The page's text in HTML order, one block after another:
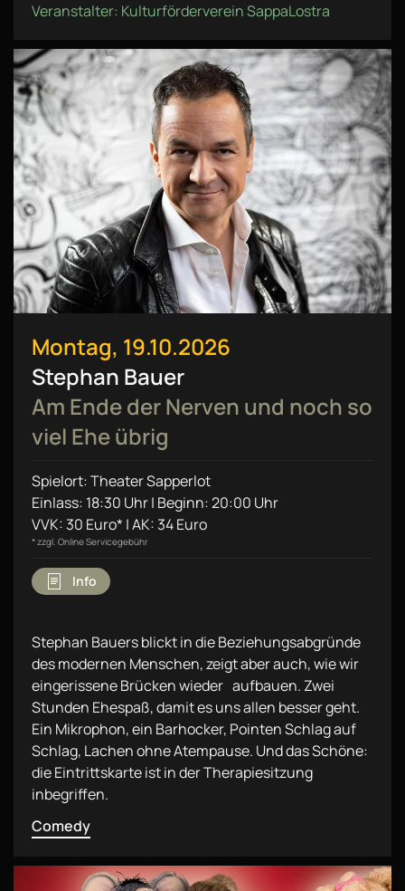
Veranstalter: Kulturförderverein SappaLostra
Montag, 19.10.2026
Stephan Bauer
Am Ende der Nerven und noch so
viel Ehe übrig
Spielort: Theater Sapperlot
Einlass: 18:30 Uhr | Beginn: 20:00 Uhr
VVK: 30 Euro* | AK: 34 Euro
* zzgl. Online Servicegebühr
Info
Stephan Bauers blickt in die Beziehungsabgründe
des modernen Menschen, zeigt aber auch, wie wir
eingerissene Brücken wieder aufbauen. Zwei
Stunden Ehespaß, damit es uns allen besser geht.
Ein Mikrophon, ein Barhocker, Pointen Schlag auf
Schlag, Lachen ohne Atempause. Und das Schöne:
die Eintrittskarte ist in der Therapiesitzung
inbegriffen.
Comedy